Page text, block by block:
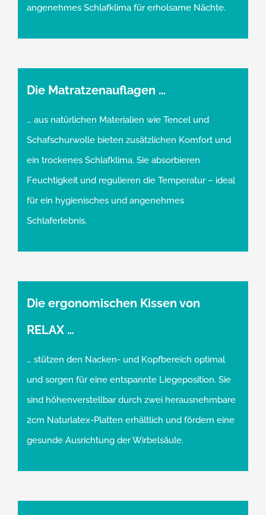
angenehmes Schlafklima für erholsame Nächte.
Die Matratzenauflagen …
… aus natürlichen Materialien wie Tencel und
Schafschurwolle bieten zusätzlichen Komfort und
ein trockenes Schlafklima. Sie absorbieren
Feuchtigkeit und regulieren die Temperatur – ideal
für ein hygienisches und angenehmes
Schlaferlebnis.
Die ergonomischen Kissen von
RELAX …
… stützen den Nacken- und Kopfbereich optimal
und sorgen für eine entspannte Liegeposition. Sie
sind höhenverstellbar durch zwei herausnehmbare
2cm Naturlatex-Platten erhältlich und fördern eine
gesunde Ausrichtung der Wirbelsäule.